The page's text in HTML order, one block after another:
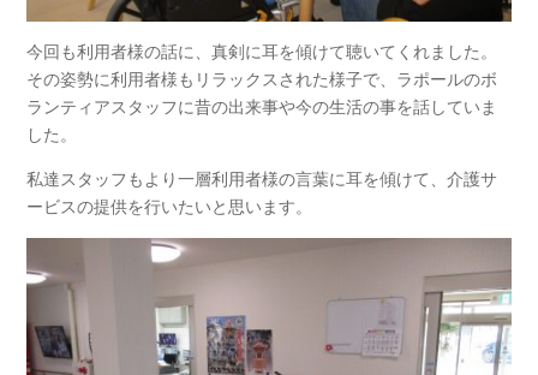
今回も利用者様の話に、真剣に耳を傾けて聴いてくれました。
その姿勢に利用者様もリラックスされた様子で、ラポールのボ
ランティアスタッフに昔の出来事や今の生活の事を話していま
した。
私達スタッフもより一層利用者様の言葉に耳を傾けて、介護サ
ービスの提供を行いたいと思います。